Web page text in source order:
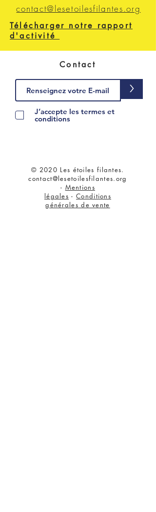
contact@lesetoilesfilantes.org
Télécharger notre rapport
d'activité
Contact
>
J’accepte les termes et
conditions
© 2020 Les étoiles filantes.
contact@lesetoilesfilantes.org
- Mentions
légales - Conditions
générales de vente